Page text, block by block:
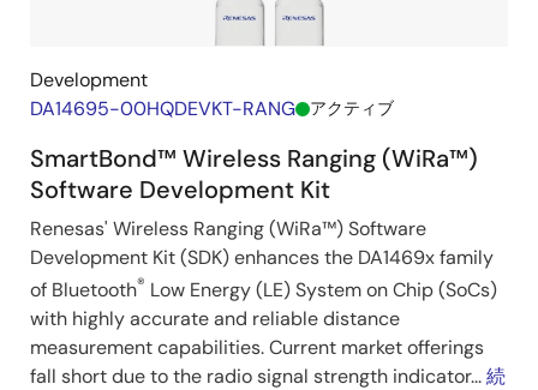
Development
DA14695-00HQDEVKT-RANG
アクティブ
SmartBond™ Wireless Ranging (WiRa™)
Software Development Kit
Renesas' Wireless Ranging (WiRa™) Software
Development Kit (SDK) enhances the DA1469x family
of Bluetooth® Low Energy (LE) System on Chip (SoCs)
with highly accurate and reliable distance
measurement capabilities. Current market offerings
fall short due to the radio signal strength indicator...続